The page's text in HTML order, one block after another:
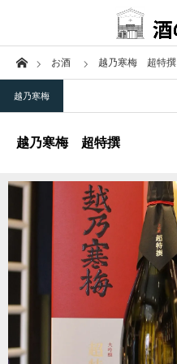
Homeお酒 越乃寒梅 超特撰
越乃寒梅
越乃寒梅 超特撰
ホーム
取扱商品
お問い合わせ
特定商法
取扱商品
インスタグラム